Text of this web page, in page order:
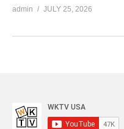
admin JULY 25, 2026